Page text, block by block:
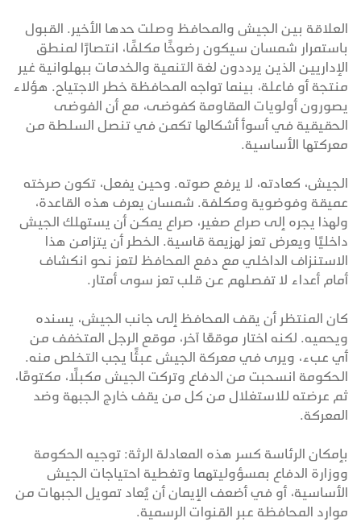
العلاقة بين الجيش والمحافظ وصلت حدها الأخير. القبول
باستمرار شمسان سيكون رضوخًا مكلفًا، انتصارًا لمنطق
الإداريين الذين يرددون لغة التنمية والخدمات ببهلوانية غير
منتجة أو فاعلة، بينما تواجه المحافظة خطر الاجتياح. هؤلاء
يصورون أولويات المقاومة كفوضى، مع أن الفوضى
الحقيقية في أسوأ أشكالها تكمن في تنصل السلطة من
معركتها الأساسية.
الجيش، كعادته، لا يرفع صوته. وحين يفعل، تكون صرخته
عميقة وفوضوية ومكلفة. شمسان يعرف هذه القاعدة،
ولهذا يجره إلى صراع صغير، صراع يمكن أن يستهلك الجيش
داخليًا ويعرض تعز لهزيمة قاسية. الخطر أن يتزامن هذا
الاستنزاف الداخلي مع دفع المحافظ لتعز نحو انكشاف
أمام أعداء لا تفصلهم عن قلب تعز سوى أمتار.
كان المنتظر أن يقف المحافظ إلى جانب الجيش، يسنده
ويحميه. لكنه اختار موقعًا آخر، موقع الرجل المتخفف من
أي عبء، ويرى في معركة الجيش عبئًا يجب التخلص منه.
الحكومة انسحبت من الدفاع وتركت الجيش مكبلًا، مكتومًا،
ثم عرضته للاستغلال من كل من يقف خارج الجبهة وضد
المعركة.
بإمكان الرئاسة كسر هذه المعادلة الرثة: توجيه الحكومة
ووزارة الدفاع بمسؤوليتهما وتغطية احتياجات الجيش
الأساسية، أو في أضعف الإيمان أن يُعاد تمويل الجبهات من
موارد المحافظة عبر القنوات الرسمية.